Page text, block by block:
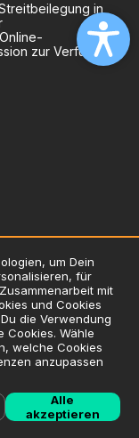
in
zur Verfügung.
um Dein
für
mit
und Cookies
die Verwendung
Cookies. Wähle
welche Cookies
anzupassen
Alle
akzeptieren